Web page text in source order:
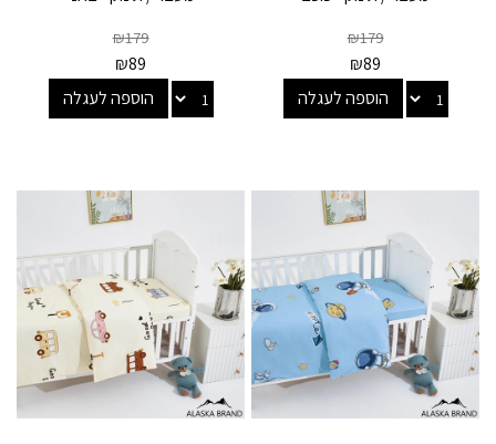
₪179
₪89
הוספה לעגלה
₪179
₪89
הוספה לעגלה